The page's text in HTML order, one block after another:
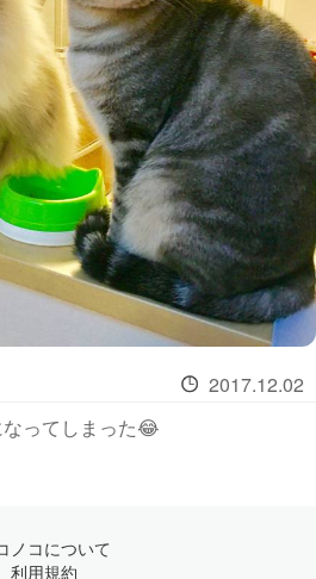
2017.12.02
ってしまった😂
ノコについて
利用規約